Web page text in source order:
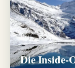
Die Inside-